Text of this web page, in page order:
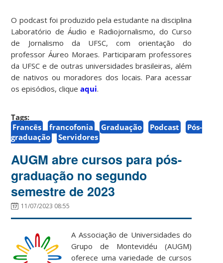
O podcast foi produzido pela estudante na disciplina
Laboratório de Áudio e Radiojornalismo, do Curso
de Jornalismo da UFSC, com orientação do
professor Áureo Moraes. Participaram professores
da UFSC e de outras universidades brasileiras, além
de nativos ou moradores dos locais. Para acessar
os episódios, cliqueaqui.
Tags:
Francês
francofonia Graduação Podcast
Pós-
graduação
Servidores
AUGM abre cursos para pós-
graduação no segundo
semestre de 2023
11/07/2023 08:55
A Associação de Universidades do
Grupo de Montevidéu (AUGM)
oferece uma variedade de cursos